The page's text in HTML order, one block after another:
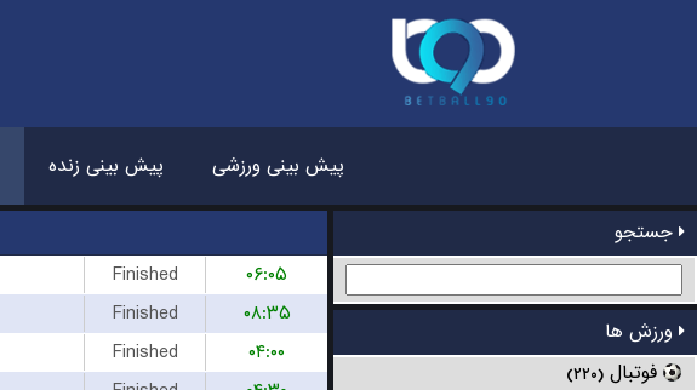
پیش بینی ورزشی پیش بینی زنده
جستجو
ورزش ها
فوتبال (۲۲۰)
Finished
۰۶:۰۵
Finished
۰۸:۳۵
Finished
۰۴:۰۰